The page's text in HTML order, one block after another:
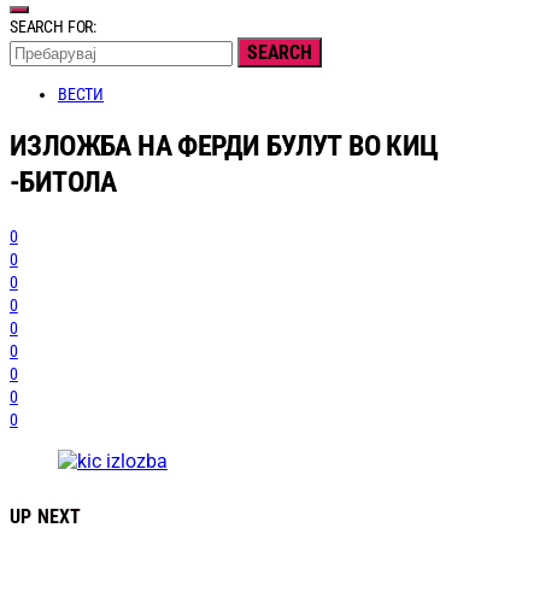
SEARCH FOR:
SEARCH
ВЕСТИ
ИЗЛОЖБА НА ФЕРДИ БУЛУТ ВО КИЦ
-БИТОЛА
0
0
0
0
0
0
0
0
0
UP NEXT